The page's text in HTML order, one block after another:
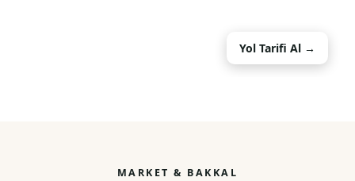
Yol Tarifi Al →
MARKET & BAKKAL